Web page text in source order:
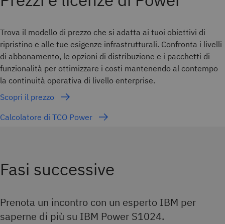
Trova il modello di prezzo che si adatta ai tuoi obiettivi di
ripristino e alle tue esigenze infrastrutturali. Confronta i livelli
di abbonamento, le opzioni di distribuzione e i pacchetti di
funzionalità per ottimizzare i costi mantenendo al contempo
la continuità operativa di livello enterprise.
Scopri il prezzo
Calcolatore di TCO Power
Fasi successive
Prenota un incontro con un esperto IBM per
saperne di più su IBM Power S1024.